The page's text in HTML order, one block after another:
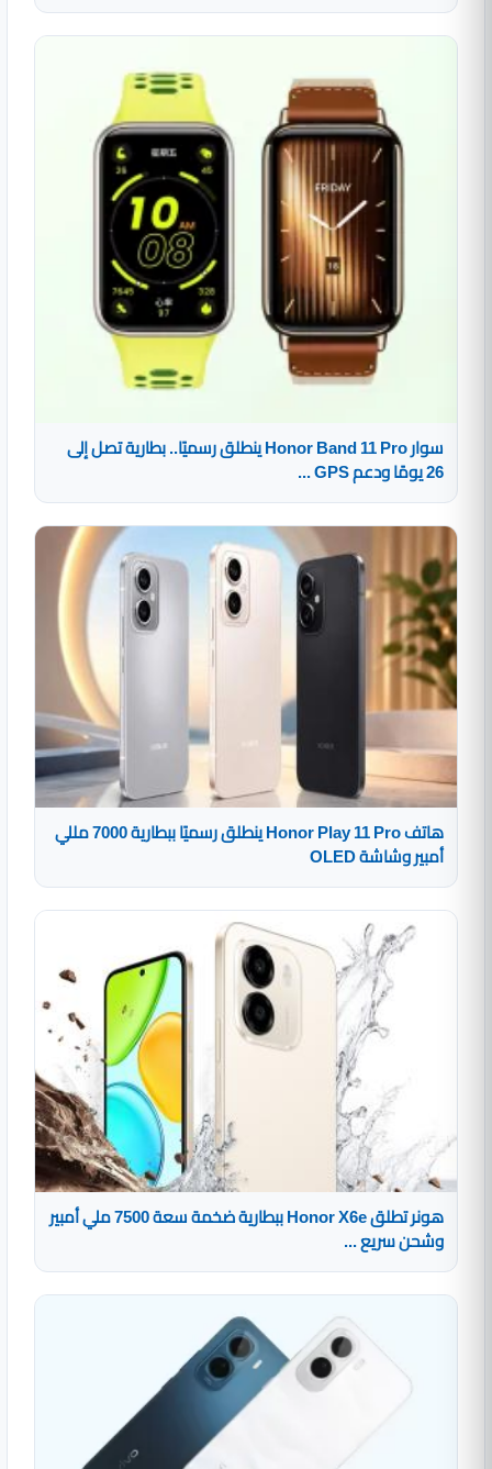
سوار Honor Band 11 Pro ينطلق رسميًا.. بطارية تصل إلى
26 يومًا ودعم GPS ...
هاتف Honor Play 11 Pro ينطلق رسميًا ببطارية 7000 مللي
أمبير وشاشة OLED
هونر تطلق Honor X6e ببطارية ضخمة سعة 7500 ملي أمبير
وشحن سريع ...